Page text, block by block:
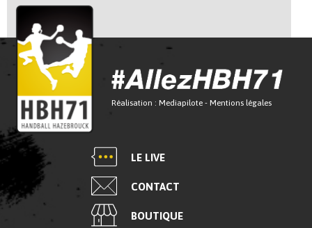
Réalisation : Mediapilote - Mentions légales
LE LIVE
CONTACT
BOUTIQUE